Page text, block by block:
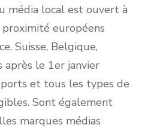
média local est ouvert à
européens
Suisse, Belgique,
après le 1er janvier
et tous les types de
Sont également
marques médias